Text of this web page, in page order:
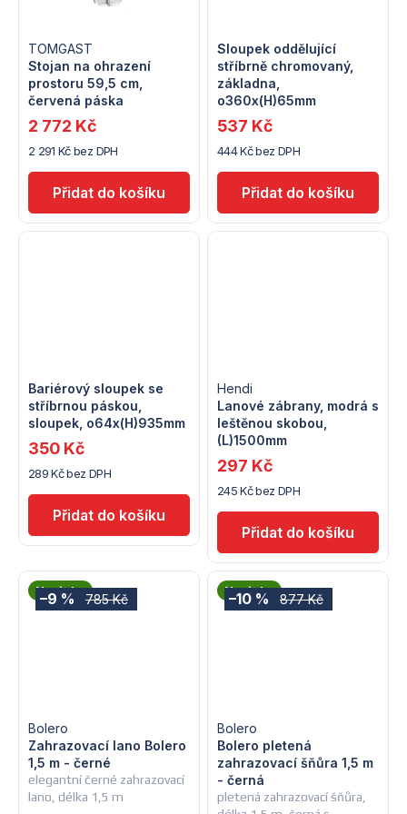
ů
Stojan na ohrazení
prostoru 59,5 cm,
červená páska
TOMGAST
2 291 Kč bez DPH
2 772 Kč
Sloupek oddělující
stříbrně chromovaný,
základna,
o360x(H)65mm
444 Kč bez DPH
537 Kč
Bariérový sloupek se
stříbrnou páskou,
sloupek, o64x(H)935mm
289 Kč bez DPH
350 Kč
Lanové zábrany, modrá s
leštěnou skobou,
(L)1500mm
Hendi
245 Kč bez DPH
297 Kč
Novinka
785 Kč
–9 %
elegantní černé zahrazovací
lano, délka 1,5 m
Zahrazovací lano Bolero
1,5 m - černé
Bolero
Novinka
877 Kč
–10 %
pletená zahrazovací šňůra,
Bolero pletená
zahrazovací šňůra 1,5 m
- černá
Bolero